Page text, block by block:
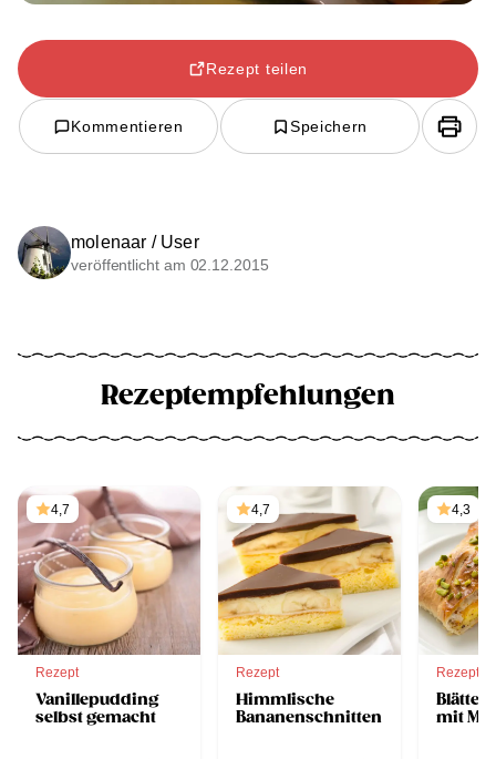
Rezept teilen
Kommentieren Speichern
molenaar / User
veröffentlicht am 02.12.2015
Rezeptempfehlungen
4,7
Rezept
Vanillepudding
selbst gemacht
4,7
Rezept
Himmlische
Bananenschnitten
4,3
Rezept
mit